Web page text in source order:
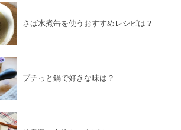
さば水煮缶を使うおすすめレシピは？
プチっと鍋で好きな味は？